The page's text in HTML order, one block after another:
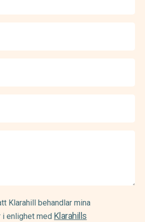
Klarahill behandlar mina
enlighet med Klarahills